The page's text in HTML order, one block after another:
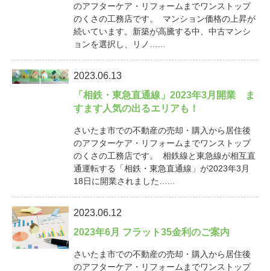
のアフターケア・リフォームまでワンストップ
のくさの工務店です。 マンション価格の上昇が
続いています。新築が高騰する中、中古マンシ
ョンを選択し、リノ…...
2023.06.13
「相鉄・東急直通線」2023年3月開業 ま
すます人気の出るエリアも！
さいたま市での不動産の売却・購入から居住後
のアフターケア・リフォームまでワンストップ
のくさの工務店です。 相鉄線と東急線が相互直
通運転する「相鉄・東急直通線」が2023年3月
18日に開業されました…...
2023.06.12
2023年6月 フラット35金利のご案内
さいたま市での不動産の売却・購入から居住後
のアフターケア・リフォームまでワンストップ